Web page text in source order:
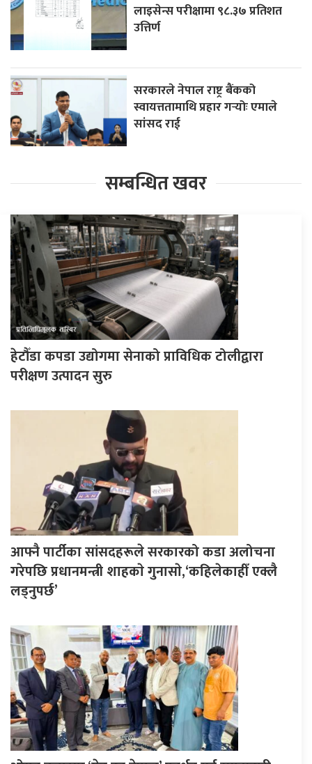
लाइसेन्स परीक्षामा ९८.३७ प्रतिशत
उत्तिर्ण
सरकारले नेपाल राष्ट्र बैंकको
स्वायत्ततामाथि प्रहार गर्‍योः एमाले
सांसद राई
सम्बन्धित खवर
हेटौँडा कपडा उद्योगमा सेनाको प्राविधिक टोलीद्वारा
परीक्षण उत्पादन सुरु
आफ्नै पार्टीका सांसदहरूले सरकारको कडा अलोचना
गरेपछि प्रधानमन्त्री शाहकाे गुनासाे,‘कहिलेकाहीँ एक्लै
लड्नुपर्छ’